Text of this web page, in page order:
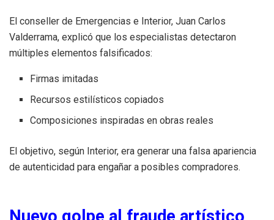
El conseller de Emergencias e Interior, Juan Carlos
Valderrama, explicó que los especialistas detectaron
múltiples elementos falsificados:
Firmas imitadas
Recursos estilísticos copiados
Composiciones inspiradas en obras reales
El objetivo, según Interior, era generar una falsa apariencia
de autenticidad para engañar a posibles compradores.